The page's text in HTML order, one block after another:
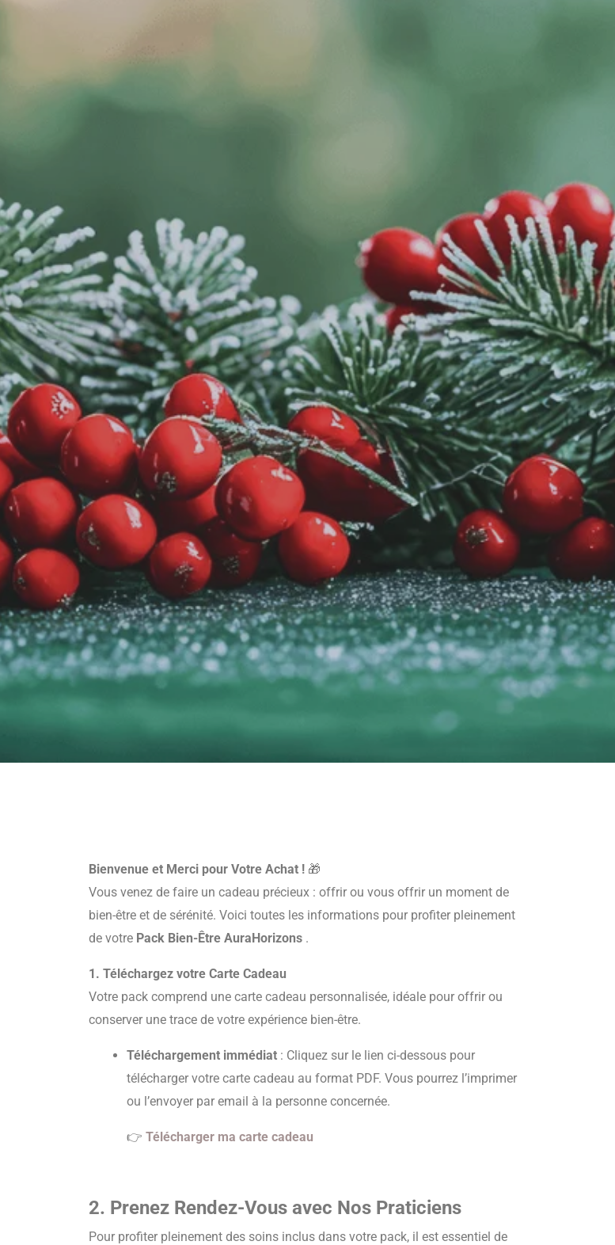
Bienvenue et Merci pour Votre Achat ! 🎁
Vous venez de faire un cadeau précieux : offrir ou vous offrir un moment de
bien-être et de sérénité. Voici toutes les informations pour profiter pleinement
de votre Pack Bien-Être AuraHorizons .
1. Téléchargez votre Carte Cadeau
Votre pack comprend une carte cadeau personnalisée, idéale pour offrir ou
conserver une trace de votre expérience bien-être.
Téléchargement immédiat : Cliquez sur le lien ci-dessous pour
télécharger votre carte cadeau au format PDF. Vous pourrez l’imprimer
ou l’envoyer par email à la personne concernée.
👉 Télécharger ma carte cadeau
2. Prenez Rendez-Vous avec Nos Praticiens
Pour profiter pleinement des soins inclus dans votre pack, il est essentiel de